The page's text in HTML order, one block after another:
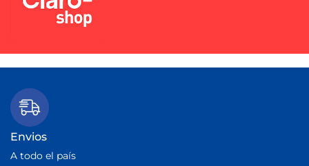
Envios
A todo el país